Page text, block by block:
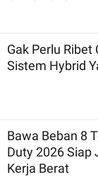
Gak Perlu Ribet
Sistem Hybrid
Bawa Beban 8
Duty 2026 Siap
Kerja Berat